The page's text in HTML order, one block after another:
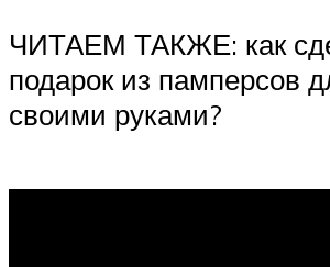
ЧИТАЕМ ТАКЖЕ: как
подарок из памперсов
своими руками?